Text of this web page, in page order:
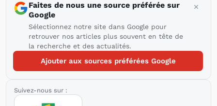
Faites de nous une source préférée sur
Google
Sélectionnez notre site dans Google pour
retrouver nos articles plus souvent en tête de
la recherche et des actualités.
Ajouter aux sources préférées Google
Suivez-nous sur :